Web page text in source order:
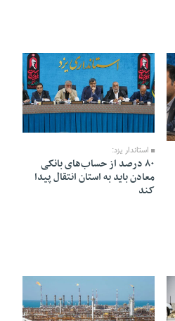
استاندار یزد:
۸۰ درصد از حساب‌های بانکی
معادن باید به استان انتقال پیدا
کند